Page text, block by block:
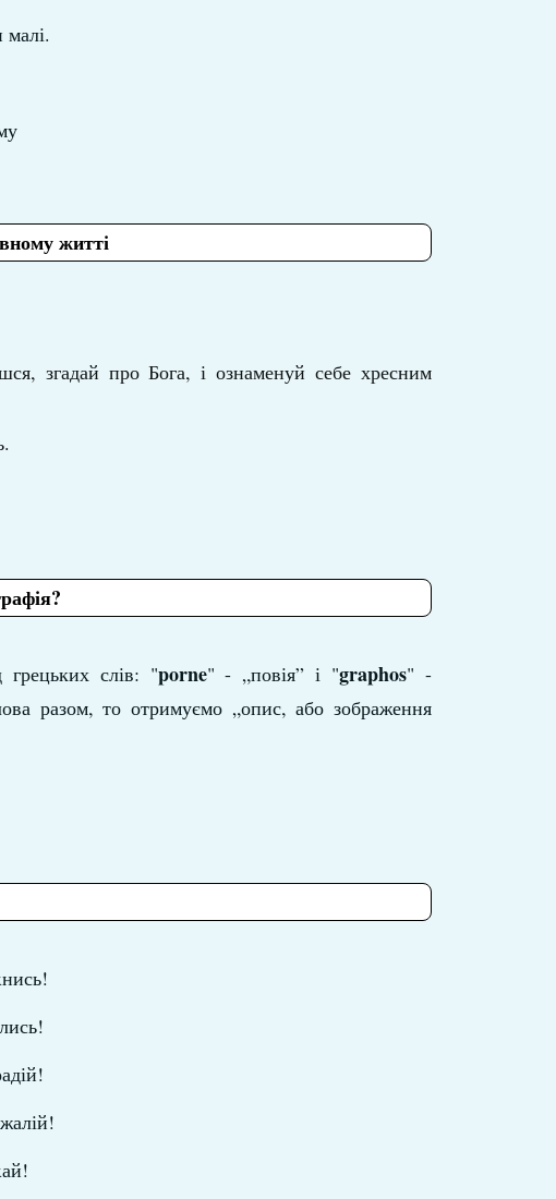
житті
згадай про Бога, і ознаменуй себе хресним
грецьких слів: "porne" - „повія” і "graphos" -
разом, то отримуємо „опис, або зображення